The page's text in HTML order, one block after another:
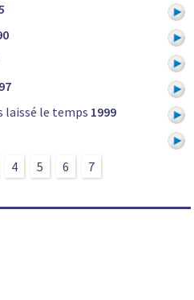
laissé le temps 1999
4 5 6 7